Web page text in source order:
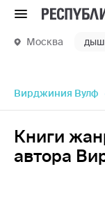
Меню
Москва
Вирджиния Вулф
Книги
автора